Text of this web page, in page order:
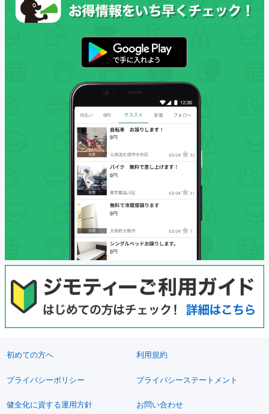
初めての方へ 利用規約
プライバシーポリシー プライバシーステートメント
健全化に資する運用方針 お問い合わせ